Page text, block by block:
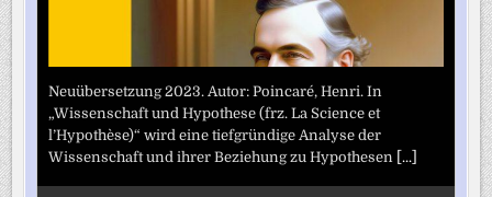
Neuübersetzung 2023. Autor: Poincaré, Henri. In
„Wissenschaft und Hypothese (frz. La Science et
l’Hypothèse)“ wird eine tiefgründige Analyse der
Wissenschaft und ihrer Beziehung zu Hypothesen [...]